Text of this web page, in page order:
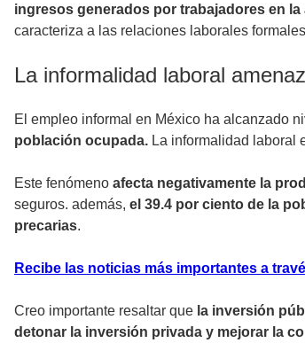
ingresos generados por trabajadores en
caracteriza a las relaciones laborales
La informalidad laboral
El empleo informal en México ha alcanzado
población ocupada. La informalidad laboral
Este fenómeno afecta negativamente la
seguros. además, el 39.4 por ciento de la
precarias.
Recibe las noticias más importantes a
Creo importante resaltar que la inversión
detonar la inversión privada y mejorar la